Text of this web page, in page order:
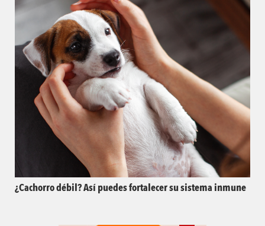
¿Cachorro débil? Así puedes fortalecer su sistema inmune